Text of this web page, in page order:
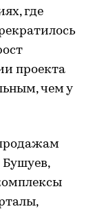
где
проекта
чем у
Бушуев,